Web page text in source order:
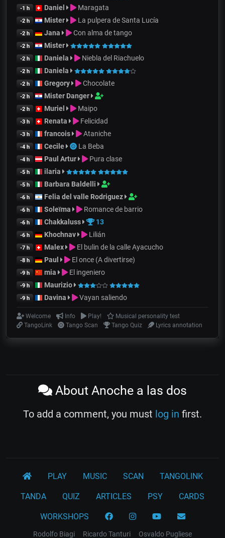
-1 h Daniel Maragata
-2 h Mister La pulpera de Santa Lucía
-2 h Jana Con alma de tango
-2 h Mister
-2 h Daniela Niebla del Riachuelo
-2 h Daniela
-2 h Gregory Chocolate
-2 h Mister Danger
-2 h Muriel Maipo
-3 h Renata Felicidad
-3 h francois Ataniche
-4 h Cecile La Beba
-4 h Paul Artur Pura clase
-5 h ilaria
-5 h Barbara Baldelli
-6 h Felia del valle Rodriguez
-6 h Soleïma Romance de barrio
-6 h Chakkaluss 13
-6 h Khochnav Lilián
-7 h Malex El bulin de la calle Ayacucho
-8 h Paul El once (A divertirse)
-9 h mia El ingeniero
-9 h Maurizio
-9 h Davina Vayan saliendo
Welcome Info Play!
Musical personality test
TangoLink
Tango Scan Tango Quiz Lyrics annotation
About Anoche a las dos
To add a comment, you must log in first.
PLAY MUSIC SCAN TANGOLINK
TANDA QUIZ ARTICLES PSY CARDS
WORKSHOPS
Rodolfo Biagi Ricardo Tanturi Osvaldo Pugliese